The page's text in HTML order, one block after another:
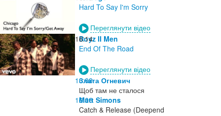
Hard To Say I'm Sorry
Переглянути відео
16:14
Boyz II Men
End Of The Road
Переглянути відео
16:08
Злата Огневич
Щоб там не сталося
16:06
Matt Simons
Catch & Release (Deepend